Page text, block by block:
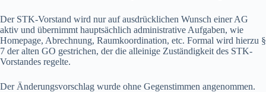
Der STK-Vorstand wird nur auf ausdrücklichen Wunsch einer AG
aktiv und übernimmt hauptsächlich administrative Aufgaben, wie
Homepage, Abrechnung, Raumkoordination, etc. Formal wird hierzu §
7 der alten GO gestrichen, der die alleinige Zuständigkeit des STK-
Vorstandes regelte.
Der Änderungsvorschlag wurde ohne Gegenstimmen angenommen.